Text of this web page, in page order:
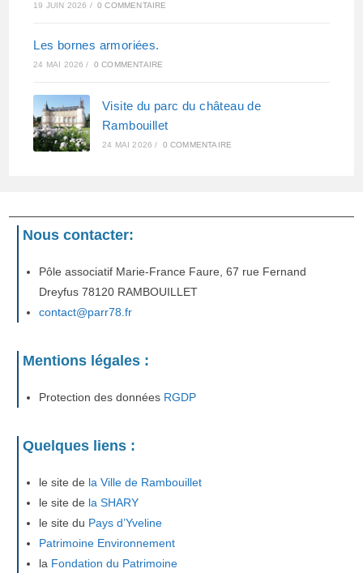
19 JUIN 2026 / 0 COMMENTAIRE
Les bornes armoriées.
24 MAI 2026 / 0 COMMENTAIRE
Visite du parc du château de
Rambouillet
24 MAI 2026 / 0 COMMENTAIRE
Nous contacter:
Pôle associatif Marie-France Faure, 67 rue Fernand
Dreyfus 78120 RAMBOUILLET
contact@parr78.fr
Mentions légales :
Protection des données RGDP
Quelques liens :
le site de la Ville de Rambouillet
le site de la SHARY
le site du Pays d’Yveline
Patrimoine Environnement
la Fondation du Patrimoine